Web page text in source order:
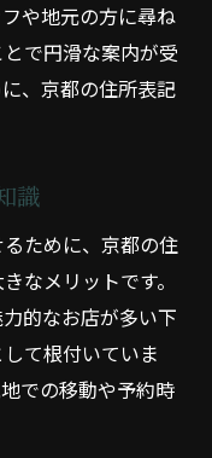
や地元の方に尋ね
で円滑な案内が受
、京都の住所表記
識
ために、京都の住
なメリットです。
的なお店が多い下
て根付いていま
での移動や予約時